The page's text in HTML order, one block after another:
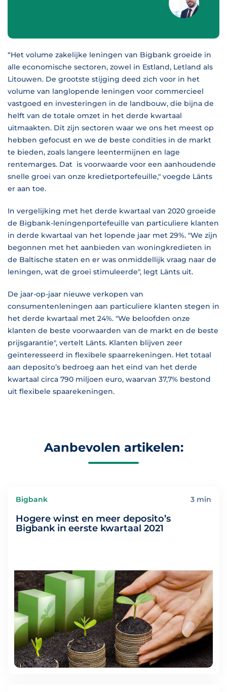
“Het volume zakelijke leningen van Bigbank groeide in
alle economische sectoren, zowel in Estland, Letland als
Litouwen. De grootste stijging deed zich voor in het
volume van langlopende leningen voor commercieel
vastgoed en investeringen in de landbouw, die bijna de
helft van de totale omzet in het derde kwartaal
uitmaakten. Dit zijn sectoren waar we ons het meest op
hebben gefocust en we de beste condities in de markt
te bieden, zoals langere leentermijnen en lage
rentemarges. Dat is voorwaarde voor een aanhoudende
snelle groei van onze kredietportefeuille," voegde Länts
er aan toe.
In vergelijking met het derde kwartaal van 2020 groeide
de Bigbank-leningenportefeuille van particuliere klanten
in derde kwartaal van het lopende jaar met 29%. "We zijn
begonnen met het aanbieden van woningkredieten in
de Baltische staten en er was onmiddellijk vraag naar de
leningen, wat de groei stimuleerde", legt Länts uit.
De jaar-op-jaar nieuwe verkopen van
consumentenleningen aan particuliere klanten stegen in
het derde kwartaal met 24%. "We beloofden onze
klanten de beste voorwaarden van de markt en de beste
prijsgarantie", vertelt Länts. Klanten blijven zeer
geïnteresseerd in flexibele spaarrekeningen. Het totaal
aan deposito’s bedroeg aan het eind van het derde
kwartaal circa 790 miljoen euro, waarvan 37,7% bestond
uit flexibele spaarekeningen.
Aanbevolen artikelen:
Bigbank 3 min
Hogere winst en meer deposito’s
Bigbank in eerste kwartaal 2021